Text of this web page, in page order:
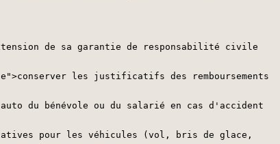
de sa garantie de responsabilité civile
les justificatifs des remboursements
du bénévole ou du salarié en cas d'accident
pour les véhicules (vol, bris de glace,